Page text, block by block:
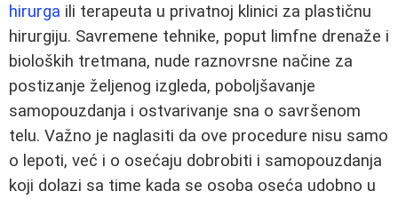
hirurga ili terapeuta u privatnoj klinici za plastičnu
hirurgiju. Savremene tehnike, poput limfne drenaže i
bioloških tretmana, nude raznovrsne načine za
postizanje željenog izgleda, poboljšavanje
samopouzdanja i ostvarivanje sna o savršenom
telu. Važno je naglasiti da ove procedure nisu samo
o lepoti, već i o osećaju dobrobiti i samopouzdanja
koji dolazi sa time kada se osoba oseća udobno u